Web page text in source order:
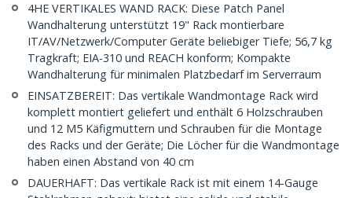
4HE VERTIKALES WAND RACK: Diese Patch Panel
Wandhalterung unterstützt 19" Rack montierbare
IT/AV/Netzwerk/Computer Geräte beliebiger Tiefe; 56,7 kg
Tragkraft; EIA-310 und REACH konform; Kompakte
Wandhalterung für minimalen Platzbedarf im Serverraum
EINSATZBEREIT: Das vertikale Wandmontage Rack wird
komplett montiert geliefert und enthält 6 Holzschrauben
und 12 M5 Käfigmuttern und Schrauben für die Montage
des Racks und der Geräte; Die Löcher für die Wandmontage
haben einen Abstand von 40 cm
DAUERHAFT: Das vertikale Rack ist mit einem 14-Gauge